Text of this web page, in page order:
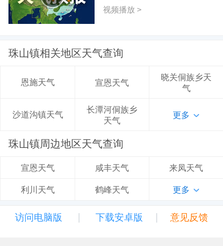
视频播放 >
珠山镇相关地区天气查询
恩施天气 宣恩天气
晓关侗族乡天
气
沙道沟镇天气
长潭河侗族乡
天气
更多
珠山镇周边地区天气查询
宣恩天气 咸丰天气 来凤天气
利川天气 鹤峰天气 更多
访问电脑版 | 下载安卓版 | 意见反馈